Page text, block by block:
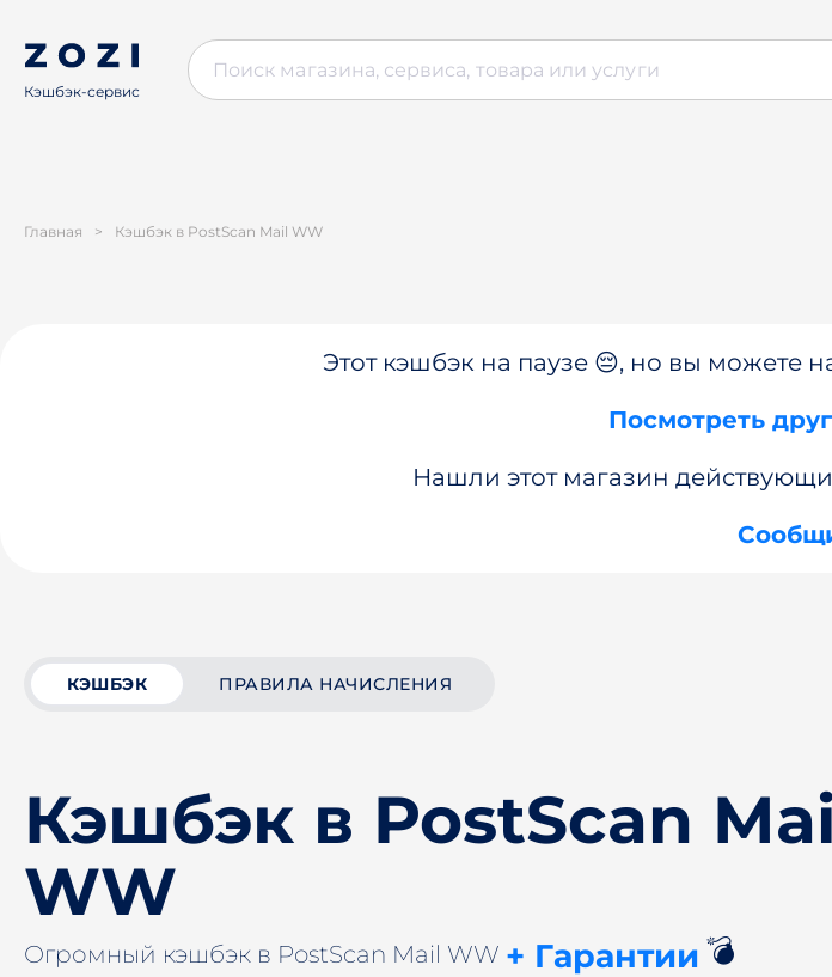
Кэшбэк-сервис
Главная > Кэшбэк в PostScan Mail WW
Этот кэшбэк на паузе 😔, но вы можете
Посмотреть
Нашли этот магазин
КЭШБЭК ПРАВИЛА НАЧИСЛЕНИЯ
Кэшбэк в PostScan
WW
Огромный кэшбэк в PostScan Mail WW + Гарантии 💣